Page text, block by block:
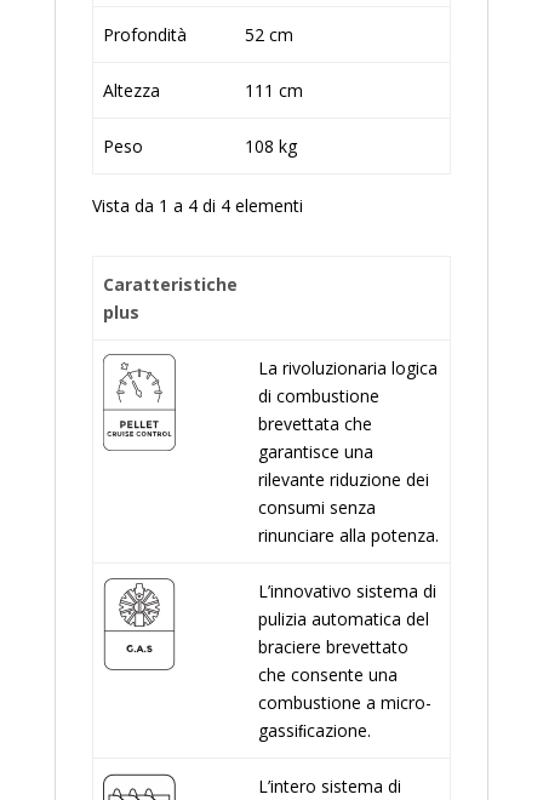
Profondità 52 cm
Altezza 111 cm
Peso 108 kg
Vista da 1 a 4 di 4 elementi
Caratteristiche
plus
La rivoluzionaria logica
di combustione
brevettata che
garantisce una
rilevante riduzione dei
consumi senza
rinunciare alla potenza.
L’innovativo sistema di
pulizia automatica del
braciere brevettato
che consente una
combustione a micro-
gassiﬁcazione.
L’intero sistema di